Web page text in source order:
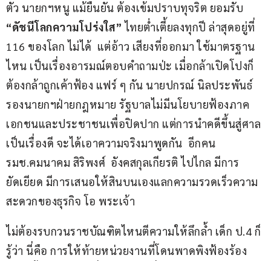
ตัว นายกฯหนู แม้ยืนยัน ต้องเข้มปราบทุจริต ยอมรับ
“ดัชนีโลกความโปร่งใส” ไทยต่ำเตี้ยลงทุกปี ล่าสุดอยู่ที่
116 ของโลก ไม่ได้  แต่อ้าว เสียงที่ออกมา ใช้มาตรฐาน
ไหน เป็นเรื่องอารมณ์ตอบคำถามป่ะ เมื่อกล้าเปิดโปงก็
ต้องกล้าถูกเค้าฟ้อง แฟร์ ๆ กัน นายปกรณ์ นิลประพันธ์
รองนายกฯฝ่ายกฎหมาย รัฐบาลไม่มีนโยบายฟ้องภาค
เอกชนและประชาชนเพื่อปิดปาก แต่การนำคดีขึ้นสู่ศาล
เป็นเรื่องดี จะได้เอาความจริงมาพูดกัน  อีกคน
รมช.คมนาคม สิริพงศ์  อังคสกุลเกียรติ ไปไกล มีการ
ยัดเยียด มีการเสนอให้สินบนเองแลกความรวดเร็วความ
สะดวกของธุรกิจ โอ พระเจ้า
ไม่ต้องรบกวนราชบัณฑิตไหนตีความให้ลึกล้ำ เด็ก ป.4 ก็
รู้ว่า นี่คือ การให้ท้ายหน่วยงานที่โดนพาดพิงฟ้องร้อง